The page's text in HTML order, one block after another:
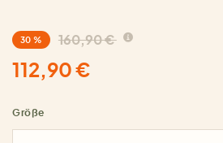
30 % 160,90 €
112,90 €
Größe